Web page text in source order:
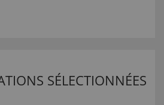
SÉLECTIONNÉES